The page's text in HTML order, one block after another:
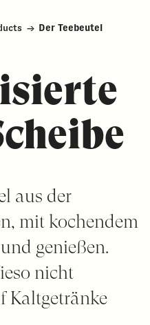
→ Der Teebeutel
aus der
mit kochendem
genießen.
nicht
Kaltgetränke